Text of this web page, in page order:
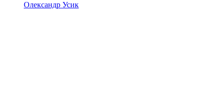
Олександр Усик